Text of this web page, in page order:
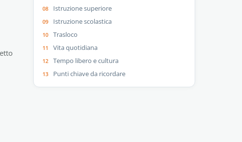
Istruzione superiore
Istruzione scolastica
Trasloco
Vita quotidiana
Tempo libero e cultura
Punti chiave da ricordare